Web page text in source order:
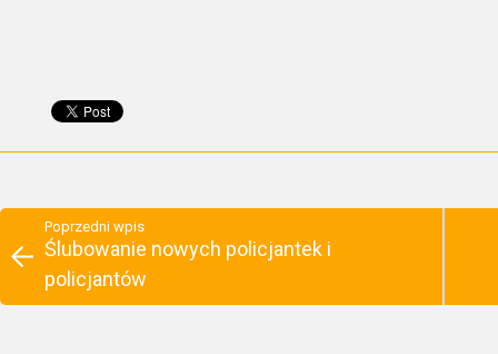
Poprzedni wpis
Ślubowanie nowych policjantek i
policjantów